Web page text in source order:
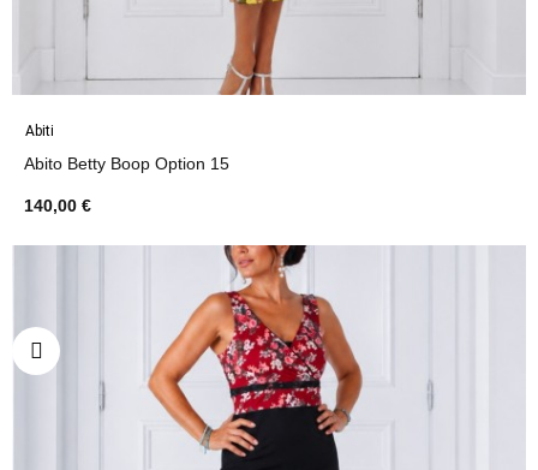
Abiti
Abito Betty Boop Option 15
140,00 €